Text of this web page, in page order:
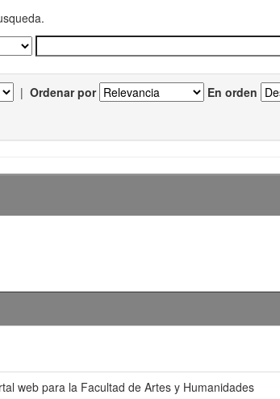
| Ordenar por En orden
web para la Facultad de Artes y Humanidades